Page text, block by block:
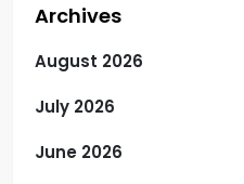
Archives
August 2026
July 2026
June 2026